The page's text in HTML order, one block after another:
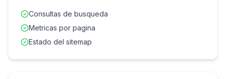
Consultas de busqueda
Metricas por pagina
Estado del sitemap